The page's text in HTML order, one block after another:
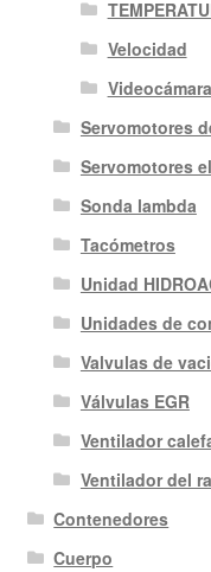
Velocidad
Videocámara
Servomotores
Servomotores
Sonda lambda
Tacómetros
Unidad
Unidades de
Valvulas de
Válvulas EGR
Ventilador
Ventilador del
Contenedores
Cuerpo